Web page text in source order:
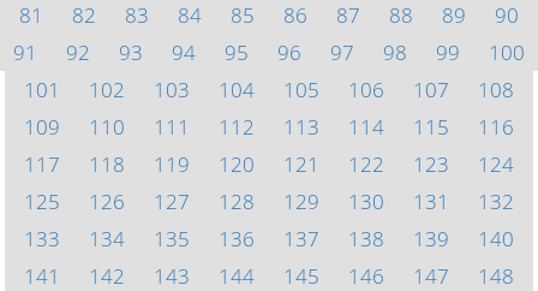
81
82 83 84 85 86 87 88 89
90
91
92 93 94 95 96 97 98 99
100
101
102 103 104 105 106 107
108
109
110 111 112 113 114 115
116
117
118 119 120 121 122 123
124
125
126 127 128 129 130 131
132
133
134 135 136 137 138 139
140
141
142 143 144 145 146 147
148